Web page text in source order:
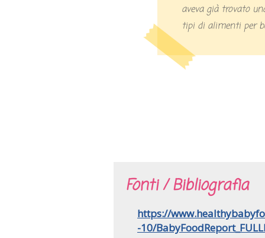
aveva già trovato
tipi di alimenti per
Fonti / Bibliografia
https://
-10/